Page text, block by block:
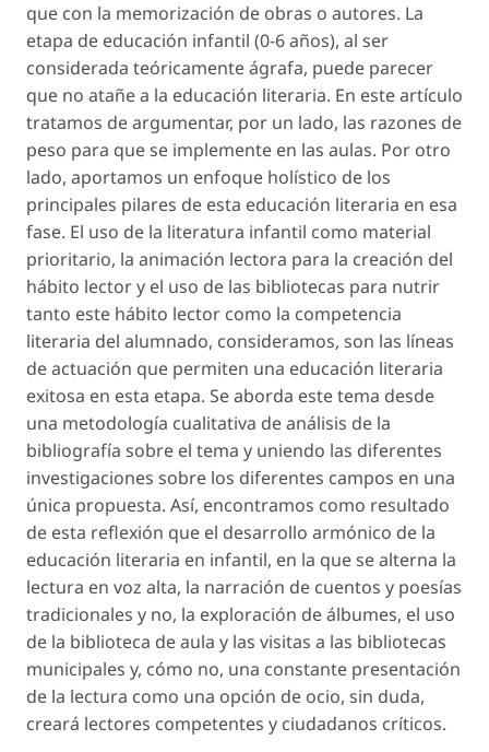
que con la memorización de obras o autores. La
etapa de educación infantil (0-6 años), al ser
considerada teóricamente ágrafa, puede parecer
que no atañe a la educación literaria. En este artículo
tratamos de argumentar, por un lado, las razones de
peso para que se implemente en las aulas. Por otro
lado, aportamos un enfoque holístico de los
principales pilares de esta educación literaria en esa
fase. El uso de la literatura infantil como material
prioritario, la animación lectora para la creación del
hábito lector y el uso de las bibliotecas para nutrir
tanto este hábito lector como la competencia
literaria del alumnado, consideramos, son las líneas
de actuación que permiten una educación literaria
exitosa en esta etapa. Se aborda este tema desde
una metodología cualitativa de análisis de la
bibliografía sobre el tema y uniendo las diferentes
investigaciones sobre los diferentes campos en una
única propuesta. Así, encontramos como resultado
de esta reflexión que el desarrollo armónico de la
educación literaria en infantil, en la que se alterna la
lectura en voz alta, la narración de cuentos y poesías
tradicionales y no, la exploración de álbumes, el uso
de la biblioteca de aula y las visitas a las bibliotecas
municipales y, cómo no, una constante presentación
de la lectura como una opción de ocio, sin duda,
creará lectores competentes y ciudadanos críticos.